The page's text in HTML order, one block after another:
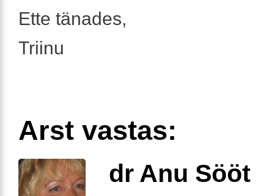
Ette tänades,
Triinu
Arst vastas:
dr Anu Sööt